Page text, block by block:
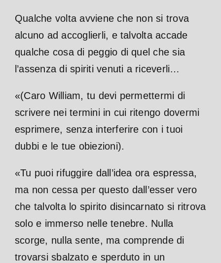
Qualche volta avviene che non si trova
alcuno ad accoglierli, e talvolta accade
qualche cosa di peggio di quel che sia
l’assenza di spiriti venuti a riceverli…
«(Caro William, tu devi permettermi di
scrivere nei termini in cui ritengo dovermi
esprimere, senza interferire con i tuoi
dubbi e le tue obiezioni).
«Tu puoi rifuggire dall’idea ora espressa,
ma non cessa per questo dall’esser vero
che talvolta lo spirito disincarnato si ritrova
solo e immerso nelle tenebre. Nulla
scorge, nulla sente, ma comprende di
trovarsi sbalzato e sperduto in un